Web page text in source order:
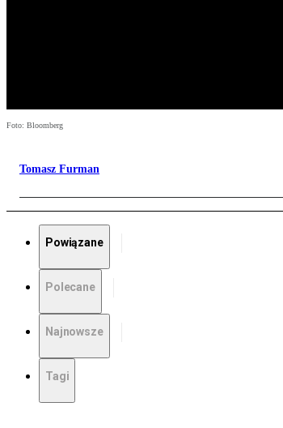
Foto: Bloomberg
Tomasz Furman
Powiązane
Polecane
Najnowsze
Tagi